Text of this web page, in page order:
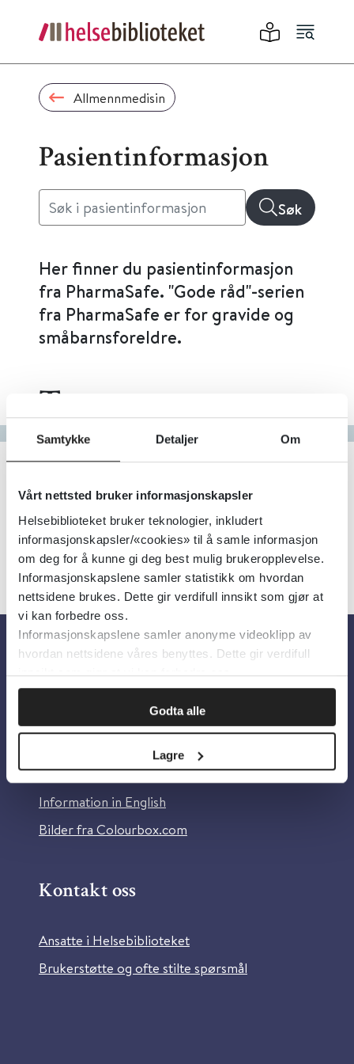
Samtykke Detaljer Om
Vårt nettsted bruker informasjonskapsler
Helsebiblioteket bruker teknologier, inkludert
informasjonskapsler/«cookies» til å samle informasjon
om deg for å kunne gi deg best mulig brukeropplevelse.
Informasjonskapslene samler statistikk om hvordan
nettsidene brukes. Dette gir verdifull innsikt som gjør at
vi kan forbedre oss.
Informasjonskapslene samler anonyme videoklipp av
hvordan nettsidene våres benyttes. Dette gir verdifull
innsikt som gjør at vi kan forbedre oss.
Godta alle
Lagre
Allmennmedisin
Pasientinformasjon
Søk
Her finner du pasientinformasjon
fra PharmaSafe. "Gode råd"-serien
fra PharmaSafe er for gravide og
småbarnsforeldre.
Tema
Gå til bokstav
Filter
1 Treff Alfabetisk
Om oss
Om Helsebiblioteket
Personvern og informasjonskapsler
Tilgjengelighetserklæring
Information in English
Bilder fra Colourbox.com
Kontakt oss
Ansatte i Helsebiblioteket
Brukerstøtte og ofte stilte spørsmål